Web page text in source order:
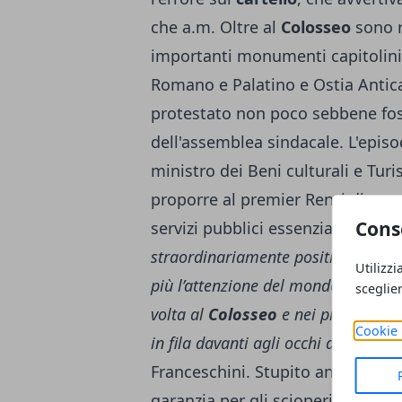
Cookie
che a.m. Oltre al Colosseo sono
importanti monumenti
Romano e Palatino e Ostia
protestato non poco sebbene
dell'assemblea sindacale.
ministro dei Beni culturali e
proporre al premier Renzi di
servizi pubblici essenziali.
straordinariamente positivi,
più l’attenzione del mondo
volta al Colosseo e nei più
in fila davanti agli occhi di tutto il
Franceschini. Stupito anche